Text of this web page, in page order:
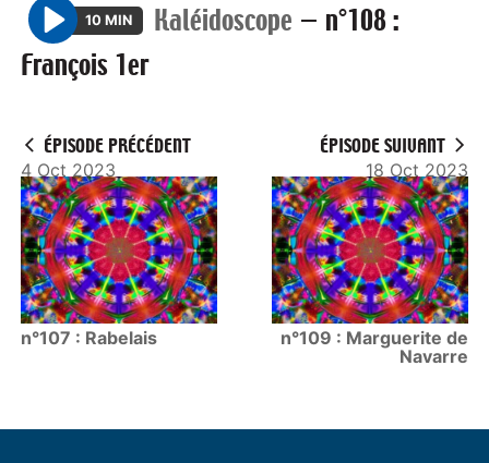
P
l
10 MIN Kaléidoscope — n°108 :
François 1er
ÉPISODE PRÉCÉDENT
4 Oct 2023
n°107 : Rabelais
ÉPISODE SUIVANT
18 Oct 2023
n°109 : Marguerite de
Navarre